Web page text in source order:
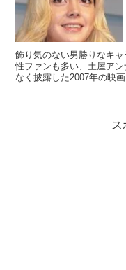
飾り気のない男勝りなキ
性ファンも多い、土屋ア
なく披露した2007年の映
ス